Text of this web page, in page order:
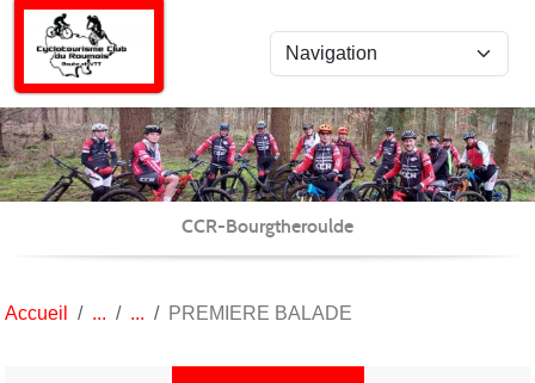
CCR-Bourgtheroulde
Accueil PREMIERE BALADE
Panneau de gestion des cookies